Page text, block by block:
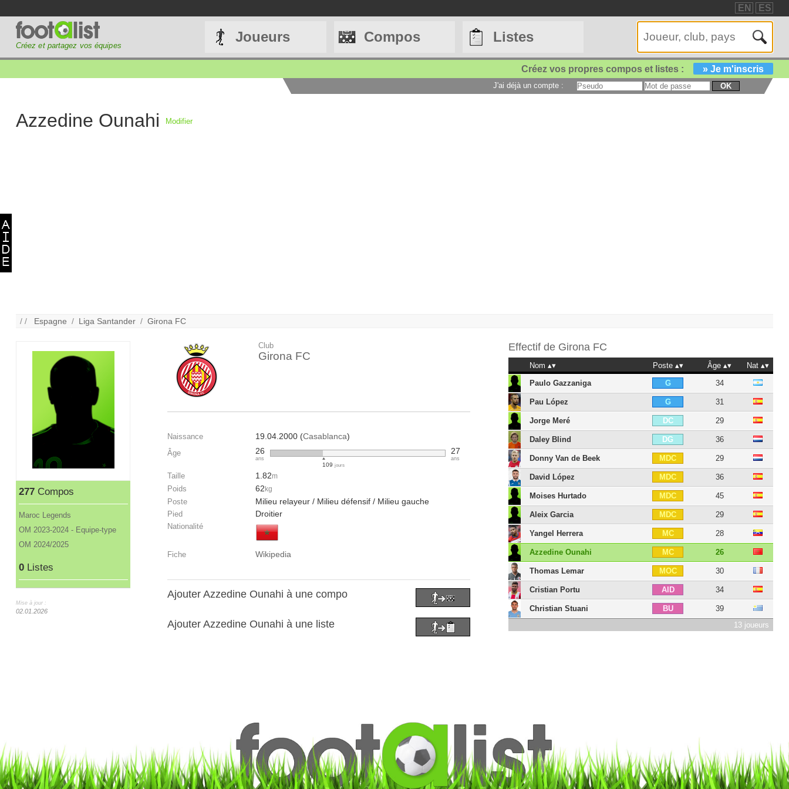
EN ES
Créez et partagez vos équipes
Joueurs Compos Listes
Créez vos propres compos et listes : » Je m'inscris
J'ai déjà un compte : OK
Azzedine Ounahi Modifier
/ / Espagne / Liga Santander /Girona FC
277Compos
Maroc Legends
OM 2023-2024 - Equipe-type
OM 2024/2025
0Listes
Mise à jour :
02.01.2026
Club
Girona FC
Naissance 19.04.2000 (Casablanca)
Âge 26
ans
109 jours
27
ans
Taille 1.82m
Poids 62 kg
Poste Milieu relayeur / Milieu défensif / Milieu gauche
Pied Droitier
Nationalité
Fiche Wikipedia
Ajouter Azzedine Ounahi à une compo
Ajouter Azzedine Ounahi à une liste
Effectif de Girona FC
Nom Poste Âge
Nat
Paulo Gazzaniga
G 34
Pau López G 31
Jorge Meré DC 29
Daley Blind DG 36
Donny Van de Beek MDC 29
David López MDC 36
Moises Hurtado MDC 45
Aleix Garcia MDC 29
Yangel Herrera MC 28
Azzedine Ounahi MC 26
Thomas Lemar MOC 30
Cristian Portu AID 34
Christian Stuani BU
39
13 joueurs